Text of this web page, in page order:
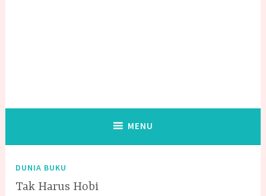
MENU
DUNIA BUKU
Tak Harus Hobi